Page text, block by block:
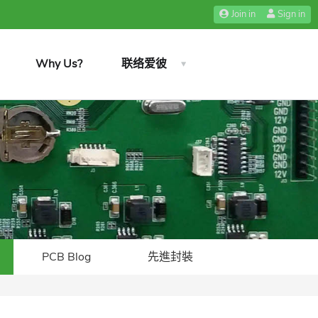
Join in Sign in
Why Us? 联络爱彼
PCB Blog 先進封裝​